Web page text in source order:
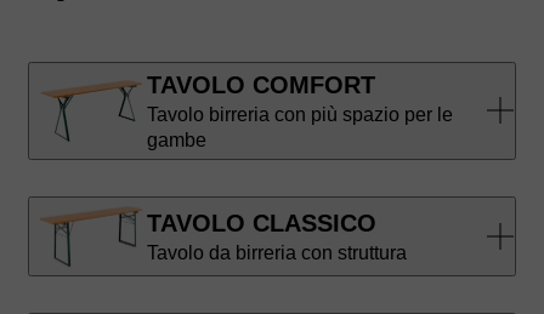
TAVOLO COMFORT
Tavolo birreria con più spazio per le
gambe
TAVOLO CLASSICO
Tavolo da birreria con struttura